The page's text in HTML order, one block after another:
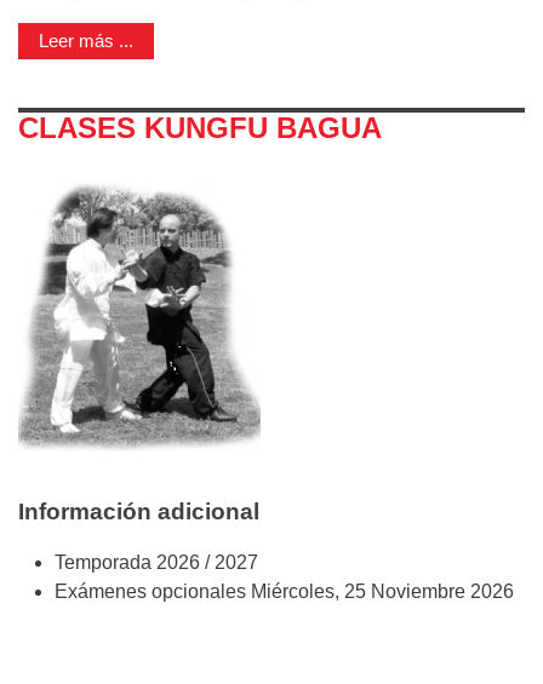
Leer más ...
CLASES KUNGFU BAGUA
Información adicional
Temporada 2026 / 2027
Exámenes opcionales Miércoles, 25 Noviembre 2026